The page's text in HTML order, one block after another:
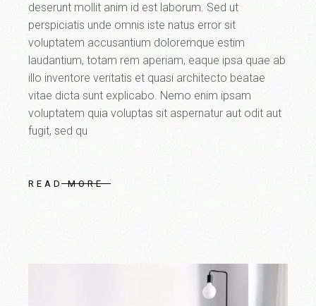
deserunt mollit anim id est laborum. Sed ut
perspiciatis unde omnis iste natus error sit
voluptatem accusantium doloremque estim
laudantium, totam rem aperiam, eaque ipsa quae ab
illo inventore veritatis et quasi architecto beatae
vitae dicta sunt explicabo. Nemo enim ipsam
voluptatem quia voluptas sit aspernatur aut odit aut
fugit, sed qu
READ MORE